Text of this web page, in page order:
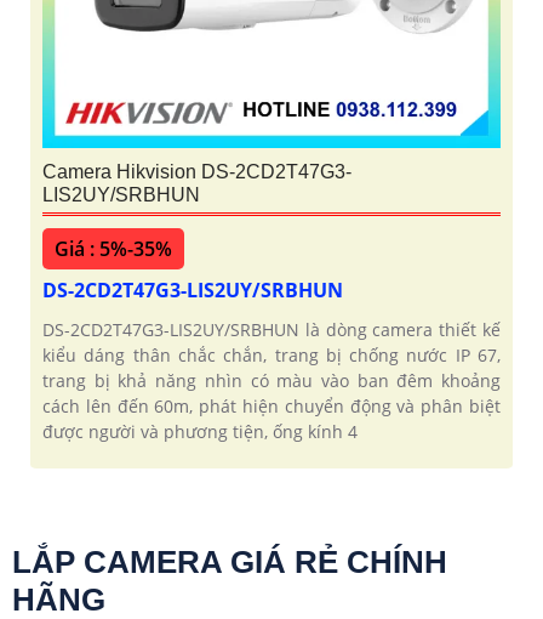
Camera Hikvision DS-2CD2T47G3-
LIS2UY/SRBHUN
Giá : 5%-35%
DS-2CD2T47G3-LIS2UY/SRBHUN
DS-2CD2T47G3-LIS2UY/SRBHUN là dòng camera thiết kế
kiểu dáng thân chắc chắn, trang bị chống nước IP 67,
trang bị khả năng nhìn có màu vào ban đêm khoảng
cách lên đến 60m, phát hiện chuyển động và phân biệt
được người và phương tiện, ống kính 4
LẮP CAMERA GIÁ RẺ CHÍNH
HÃNG